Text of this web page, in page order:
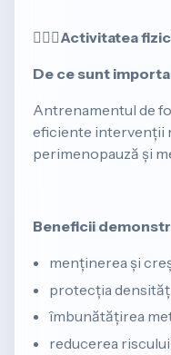
🚴🏽‍♀️Activitatea
De ce sunt
Antrenamentul de
eficiente intervenții
perimenopauză și
Beneficii
menținerea și
protecția
îmbunătățirea
reducerea